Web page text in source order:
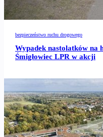
bezpieczeństwo ruchu drogowego
Wypadek nastolatków na
Śmigłowiec LPR w akcji